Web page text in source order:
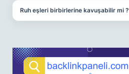
Ruh eşleri birbirlerine kavuşabilir mi ?